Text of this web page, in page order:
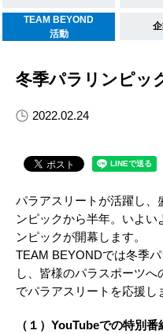
TEAM BEYOND
活動
冬季パラリンピッ
2022.02.24
パラアスリートが活躍し、
ンピックから半年。いよい
ンピックが開幕します。
TEAM BEYONDでは冬季
し、皆様のパラスポーツ
でパラアスリートを応援し
（１）YouTubeでの特別番